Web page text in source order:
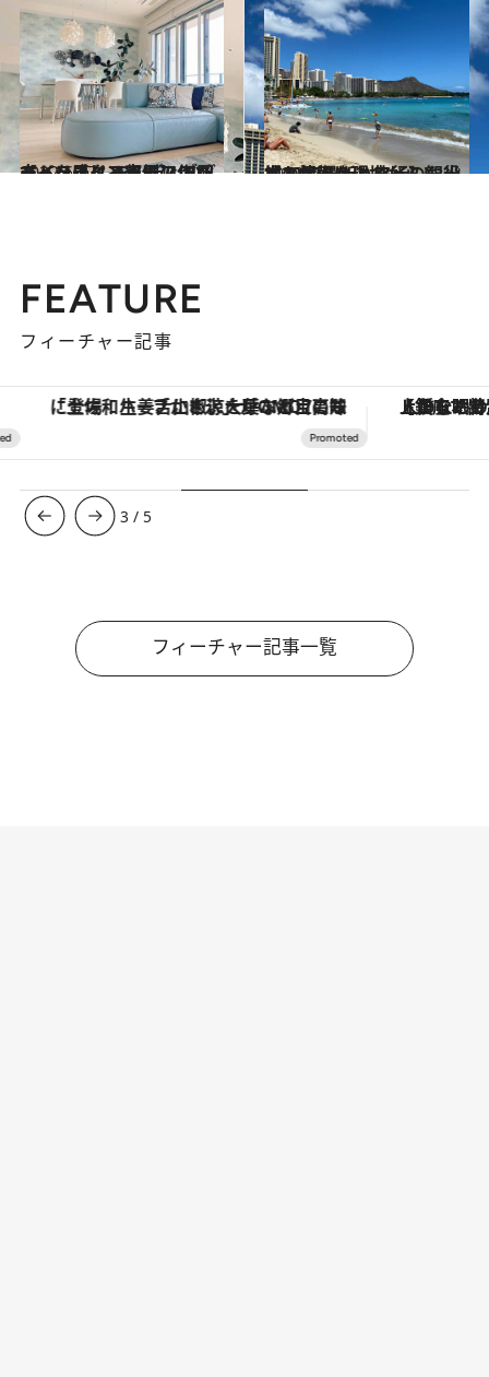
2022.6.27
【インテリア実例】リゾートライク モルディブ風＆バリ風インテリア リゾートを感じる部屋の作り方
ライフスタイル 2022.7.1
【2022最新ハワイ】観光地の状況は？ 旅行のお役立ち情報を現地からレポ！
旅＆お出かけ
FEATURE
フィーチャー記事
「土佐和ハーブかき氷」がOMO7高知に登場！生姜、山椒、大葉など目にも舌にも涼を呼ぶ郷土の味 【銀座で出合う最旬美容】美髪ケアや上質
3 / 5
フィーチャー記事一覧